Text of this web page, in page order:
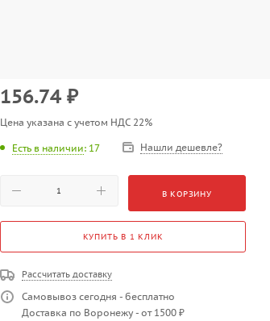
156.74 ₽
Цена указана с учетом НДС 22%
Есть в наличии: 17 Нашли дешевле?
В КОРЗИНУ
КУПИТЬ В 1 КЛИК
Рассчитать доставку
Самовывоз сегодня - бесплатно
Доставка по Воронежу - от 1500 ₽